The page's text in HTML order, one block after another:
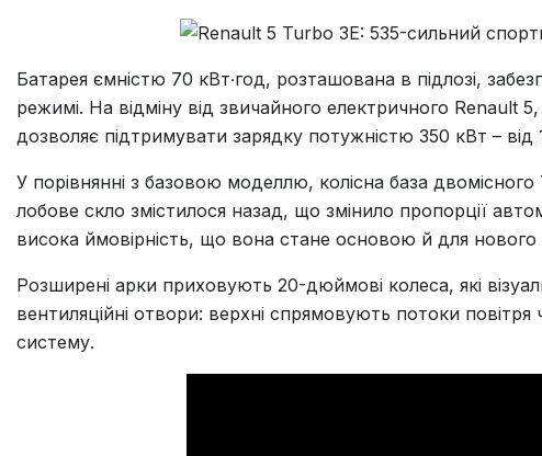
Батарея ємністю 70 кВт∙год, розташована в підлозі,
режимі. На відміну від звичайного електричного Renault
дозволяє підтримувати зарядку потужністю 350 кВт –
У порівнянні з базовою моделлю, колісна база
лобове скло змістилося назад, що змінило пропорції
висока ймовірність, що вона стане основою й для нового
Розширені арки приховують 20-дюймові колеса, які
вентиляційні отвори: верхні спрямовують потоки
систему.